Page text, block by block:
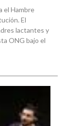
el Hambre
El
lactantes y
ONG bajo el